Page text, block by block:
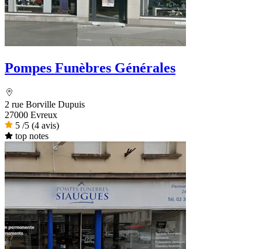
Pompes Funèbres Générales
2 rue Borville Dupuis
27000 Evreux
5 /5 (4 avis)
top notes